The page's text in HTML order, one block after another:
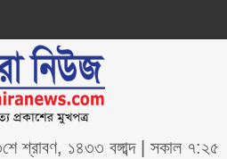
শ্রাবণ, ১৪৩৩ বঙ্গাব্দ| সকাল ৭:২৫